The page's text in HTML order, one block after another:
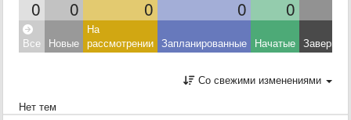
0 0 0 0 0
Все Новые
На
рассмотрении Запланированные Начатые
Со свежими изменениями
Нет тем